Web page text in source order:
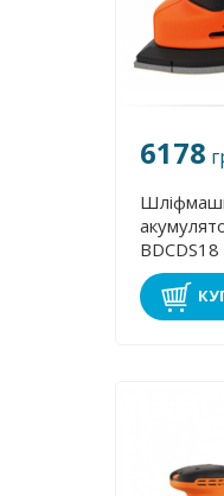
6178
BDCDS18